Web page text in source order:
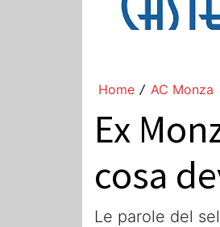
Home / AC Monza
Ex
cosa
Le parole del